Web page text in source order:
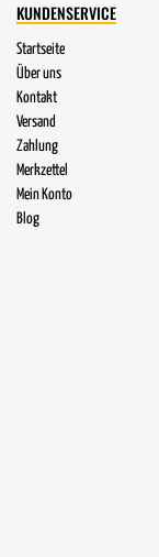
KUNDENSERVICE
Startseite
Über uns
Kontakt
Versand
Zahlung
Merkzettel
Mein Konto
Blog